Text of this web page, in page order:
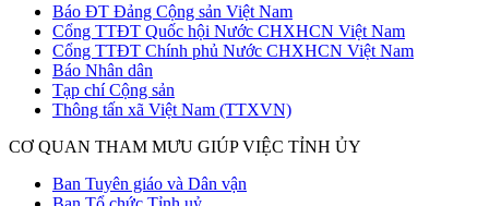
Báo ĐT Đảng Cộng sản Việt Nam
Cổng TTĐT Quốc hội Nước CHXHCN Việt Nam
Cổng TTĐT Chính phủ Nước CHXHCN Việt Nam
Báo Nhân dân
Tạp chí Cộng sản
Thông tấn xã Việt Nam (TTXVN)
CƠ QUAN THAM MƯU GIÚP VIỆC TỈNH ỦY
Ban Tuyên giáo và Dân vận